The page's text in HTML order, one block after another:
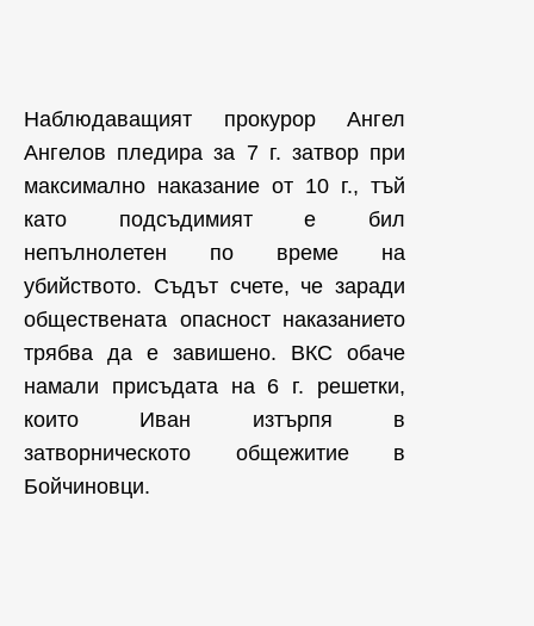
Наблюдаващият прокурор Ангел
Ангелов пледира за 7 г. затвор при
максимално наказание от 10 г., тъй
като подсъдимият е бил
непълнолетен по време на
убийството. Съдът счете, че заради
обществената опасност наказанието
трябва да е завишено. ВКС обаче
намали присъдата на 6 г. решетки,
които Иван изтърпя в
затворническото общежитие в
Бойчиновци.